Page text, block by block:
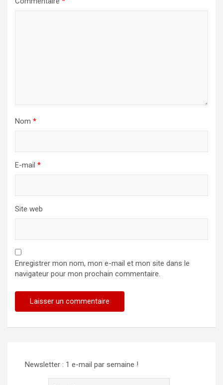
Nom *
E-mail *
Site web
Enregistrer mon nom, mon e-mail et mon site dans le
navigateur pour mon prochain commentaire.
Newsletter : 1 e-mail par semaine !